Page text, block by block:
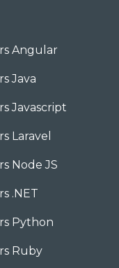
Angular
Java
Javascript
Laravel
Node JS
.NET
Python
Ruby